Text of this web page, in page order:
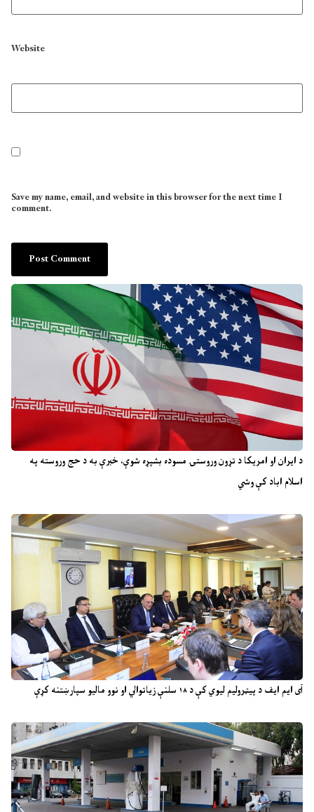
د ایران او امریکا د تړون وروستۍ مسوده بشپړه شوې، خبرې به د حج وروسته په
اسلام اباد کې وشي
آی ایم ایف د پیټرولیم لیوي کې د ۱۸ سلنې زیاتوالي او نوو مالیو سپارښتنه کړې
Website
Save my name, email, and website in this browser for the next time I
comment.